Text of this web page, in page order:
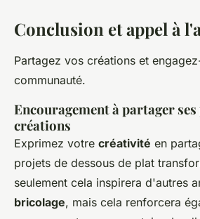
Conclusion et appel à
Partagez vos créations et
communauté.
Encouragement à partager
créations
Exprimez votre créativité en
projets de dessous de plat
seulement cela inspirera d'autres
bricolage, mais cela renforcera